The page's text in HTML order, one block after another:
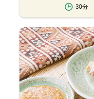
30分